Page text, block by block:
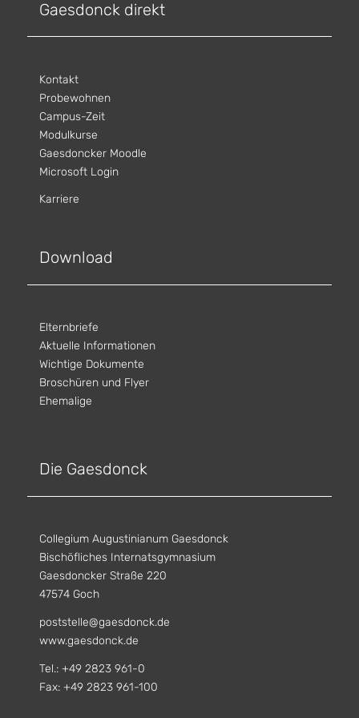
Gaesdonck direkt
Kontakt
Probewohnen
Campus-Zeit
Modulkurse
Gaesdoncker Moodle
Microsoft Login
Karriere
Download
Elternbriefe
Aktuelle Informationen
Wichtige Dokumente
Broschüren und Flyer
Ehemalige
Die Gaesdonck
Collegium Augustinianum Gaesdonck
Bischöfliches Internatsgymnasium
Gaesdoncker Straße 220
47574 Goch
poststelle@gaesdonck.de
www.gaesdonck.de
Tel.: +49 2823 961-0
Fax: +49 2823 961-100